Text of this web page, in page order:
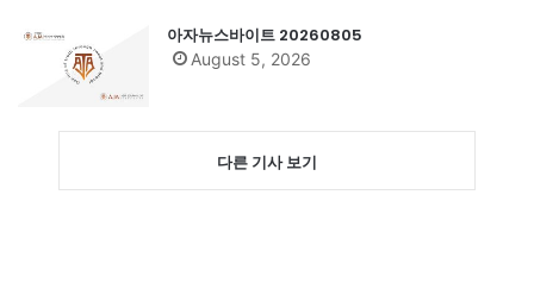
아자뉴스바이트 20260805
August 5, 2026
다른 기사 보기